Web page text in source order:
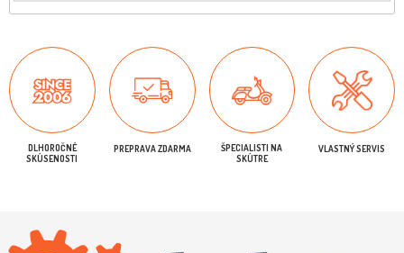
DLHOROČNÉ
SKÚSENOSTI
PREPRAVA ZDARMA
ŠPECIALISTI NA
SKÚTRE
VLASTNÝ SERVIS